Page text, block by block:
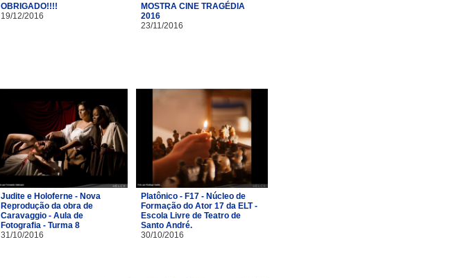
OBRIGADO!!!!
19/12/2016
MOSTRA CINE TRAGÉDIA
2016
23/11/2016
Judite e Holoferne - Nova
Reprodução da obra de
Caravaggio - Aula de
Fotografia - Turma 8
31/10/2016
Platônico - F17 - Núcleo de
Formação do Ator 17 da ELT -
Escola Livre de Teatro de
Santo André.
30/10/2016